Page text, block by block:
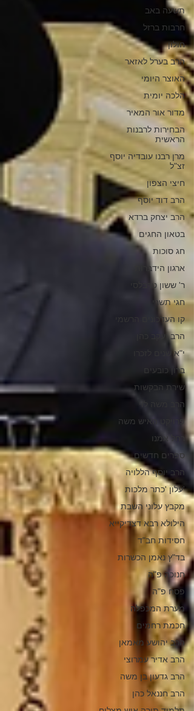
תשעה באב
חרבות ברזל
חולון
הרב בערל לאזאר
האוצר היומי
הלכה יומית
מדור אור המאיר
הבחירות לרבנות
הראשית
מרן רבנו עובדיה יוסף
זצ"ל
חיצי הצפון
הרב דוד יוסף
הרב יצחק ברדא
בטאון החגים
חג סוכות
ארגון הידברות
ר' ששון טרבלסי
חגי תשרי
קו העדכונים הרשמי
הרב יעקב כהן
י"א שנים לזכרו
ברון כובעים
שירת הבקשות
הרב משה לוי
פרויקט האיש משה
רחל אמנו
ספרים חדשים
הרב יוסף הללויה
'עלון 'כתר מלכות
מקבץ עלוני השבת
הילולא רבא דצדיקייא
חסידות חב"ד
בד"ץ נאמן הכשרות
חנוכה פ"ה
פסח פ"ה
מערת המכפלה
חכמת רחמים
הרב יהושע מאמאן
הרב אדיר עמרוצי
הרב גדעון בן משה
הרב חננאל כהן